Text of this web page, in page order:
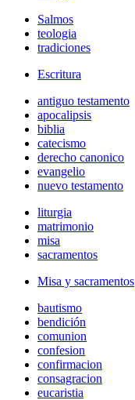
Salmos
teologia
tradiciones
Escritura
antiguo testamento
apocalipsis
biblia
catecismo
derecho canonico
evangelio
nuevo testamento
liturgia
matrimonio
misa
sacramentos
Misa y sacramentos
bautismo
bendición
comunion
confesion
confirmacion
consagracion
eucaristia